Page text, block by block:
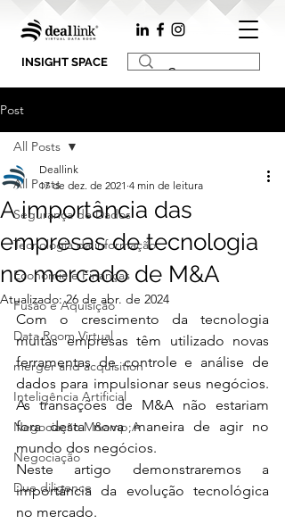
INSIGHT SPACE
Post
All Posts
Segurança de Dados
Tecnologia da informação
Economia e Finanças
Fusão e Aquisição
Data Room Virtual
merger and acquisition
Inteligência Artificial
Negociação M&amp;A
Negociação
Due diligence
All Posts
A importância das
empresas de tecnologia
no mercado de M&A
Deallink
17 de dez. de 2021 4 min de leitura
Atualizado:26 de abr. de 2024
Com o crescimento da tecnologia
muitas empresas têm utilizado novas
ferramentas de controle e análise de
dados para impulsionar seus negócios.
As transações de M&A não estariam
fora desta nova maneira de agir no
mundo dos negócios.
Neste artigo demonstraremos a
importância da evolução tecnológica
no mercado.